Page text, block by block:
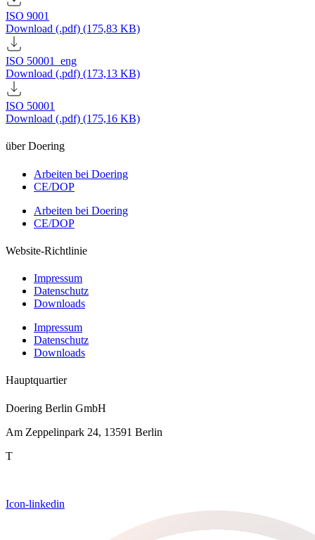
ISO 9001
Download (.pdf) (175,83 KB)
ISO 50001_eng
Download (.pdf) (173,13 KB)
ISO 50001
Download (.pdf) (175,16 KB)
über Doering
Arbeiten bei Doering
CE/DOP
Arbeiten bei Doering
CE/DOP
Website-Richtlinie
Impressum
Datenschutz
Downloads
Impressum
Datenschutz
Downloads
Hauptquartier
Doering Berlin GmbH
Am Zeppelinpark 24, 13591 Berlin
T
Icon-linkedin